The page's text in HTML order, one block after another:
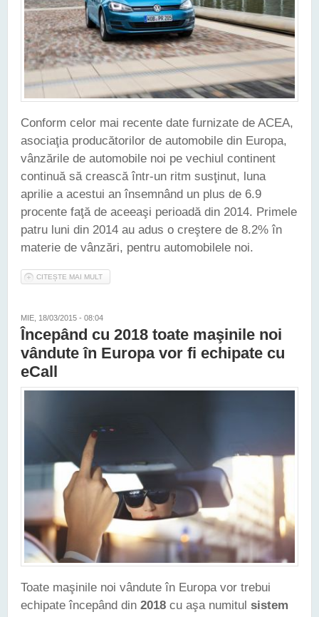
Conform celor mai recente date furnizate de ACEA,
asociaţia producătorilor de automobile din Europa,
vânzările de automobile noi pe vechiul continent
continuă să crească într-un ritm susţinut, luna
aprilie a acestui an însemnând un plus de 6.9
procente faţă de aceeaşi perioadă din 2014. Primele
patru luni din 2014 au adus o creştere de 8.2% în
materie de vânzări, pentru automobilele noi.
CITEȘTE MAI MULT
MIE, 18/03/2015 - 08:04
Începând cu 2018 toate maşinile noi
vândute în Europa vor fi echipate cu
eCall
Toate maşinile noi vândute în Europa vor trebui
echipate începând din 2018 cu aşa numitul sistem